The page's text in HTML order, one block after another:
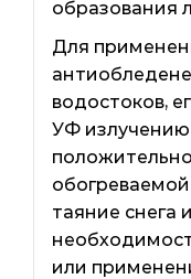
образования
Для
водостоков,
УФ
таяние снега
или